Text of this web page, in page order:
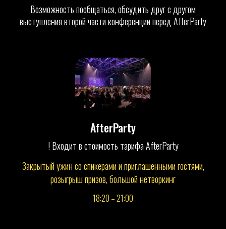
Возможность пообщаться, обсудить друг с другом
выступления второй части конференции перед AfterParty
AfterParty
! Входит в стоимость тарифа AfterParty
Закрытый ужин со спикерами и приглашенными гостями,
розыгрыш призов, большой нетворкинг
18:20 – 21:00